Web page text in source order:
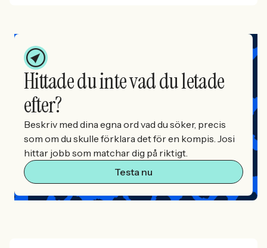
Hittade du inte vad du letade
efter?
Beskriv med dina egna ord vad du söker, precis
som om du skulle förklara det för en kompis. Josi
hittar jobb som matchar dig på riktigt.
Testa nu